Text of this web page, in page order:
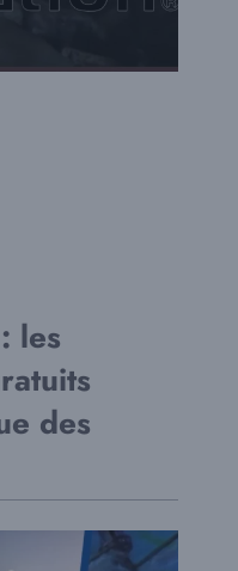
les
des